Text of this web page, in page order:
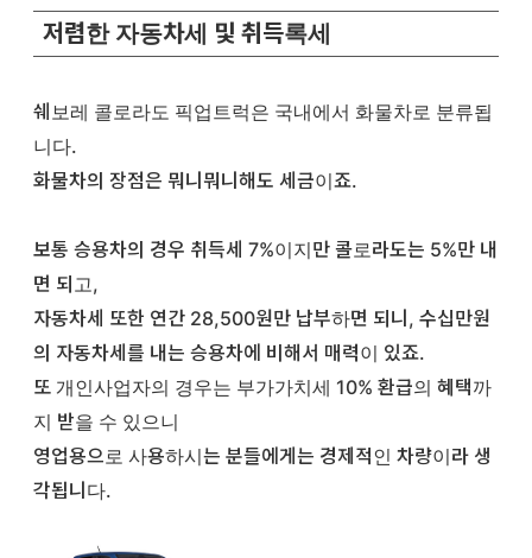
저렴한 자동차세 및 취득록세
쉐보레 콜로라도 픽업트럭은 국내에서 화물차로 분류됩
니다.
화물차의 장점은 뭐니뭐니해도 세금이죠.
보통 승용차의 경우 취득세 7%이지만 콜로라도는 5%만 내
면 되고,
자동차세 또한 연간 28,500원만 납부하면 되니, 수십만원
의 자동차세를 내는 승용차에 비해서 매력이 있죠.
또 개인사업자의 경우는 부가가치세 10% 환급의 혜택까
지 받을 수 있으니
영업용으로 사용하시는 분들에게는 경제적인 차량이라 생
각됩니다.